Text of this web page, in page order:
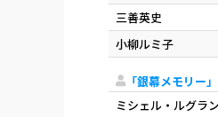
三善英史
小柳ルミ子
「銀幕メモリー
ミシェル・ルグラン